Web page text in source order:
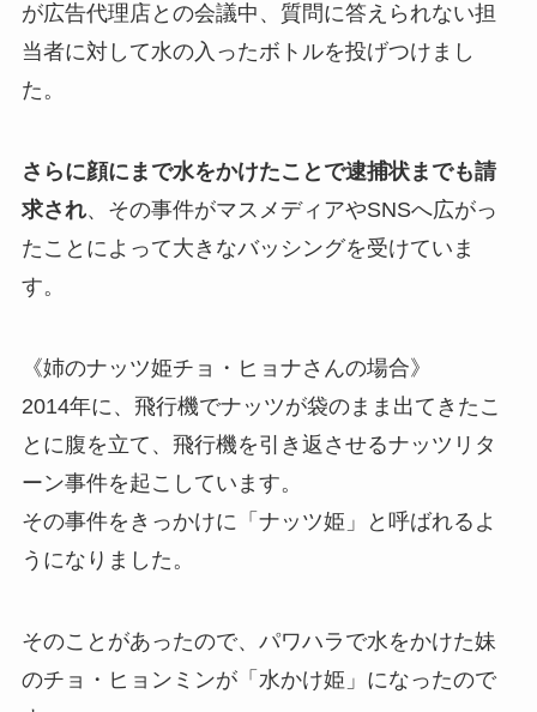
が広告代理店との会議中、質問に答えられない担
当者に対して水の入ったボトルを投げつけまし
た。
さらに顔にまで水をかけたことで逮捕状までも請
求され、その事件がマスメディアやSNSへ広がっ
たことによって大きなバッシングを受けていま
す。
《姉のナッツ姫チョ・ヒョナさんの場合》
2014年に、飛行機でナッツが袋のまま出てきたこ
とに腹を立て、飛行機を引き返させるナッツリタ
ーン事件を起こしています。
その事件をきっかけに「ナッツ姫」と呼ばれるよ
うになりました。
そのことがあったので、パワハラで水をかけた妹
のチョ・ヒョンミンが「水かけ姫」になったので